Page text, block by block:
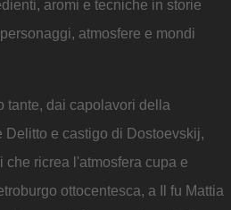
aromi e tecniche in storie
atmosfere e mondi
tante, dai capolavori della
Delitto e castigo di Dostoevskij,
che ricrea l'atmosfera cupa e
ottocentesca, a Il fu Mattia